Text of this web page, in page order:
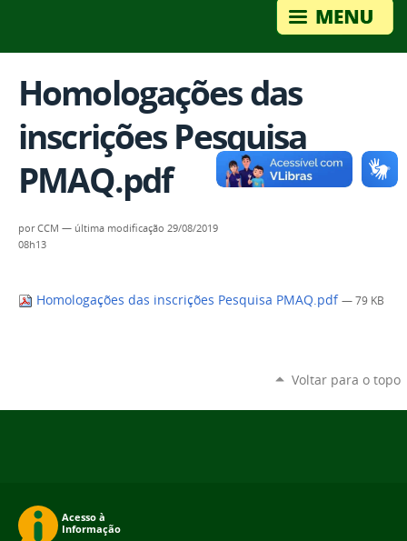
Homologações das
inscrições Pesquisa
PMAQ.pdf
porCCM — última modificação 29/08/2019
08h13
Homologações das inscrições Pesquisa PMAQ.pdf — 79 KB
Voltar para o topo